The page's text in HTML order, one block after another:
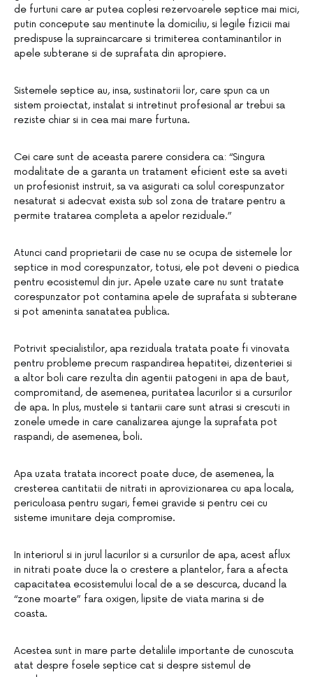
de furtuni care ar putea coplesi rezervoarele septice mai mici,
putin concepute sau mentinute la domiciliu, si legile fizicii mai
predispuse la supraincarcare si trimiterea contaminantilor in
apele subterane si de suprafata din apropiere.
Sistemele septice au, insa, sustinatorii lor, care spun ca un
sistem proiectat, instalat si intretinut profesional ar trebui sa
reziste chiar si in cea mai mare furtuna.
Cei care sunt de aceasta parere considera ca: “Singura
modalitate de a garanta un tratament eficient este sa aveti
un profesionist instruit, sa va asigurati ca solul corespunzator
nesaturat si adecvat exista sub sol zona de tratare pentru a
permite tratarea completa a apelor reziduale.”
Atunci cand proprietarii de case nu se ocupa de sistemele lor
septice in mod corespunzator, totusi, ele pot deveni o piedica
pentru ecosistemul din jur. Apele uzate care nu sunt tratate
corespunzator pot contamina apele de suprafata si subterane
si pot ameninta sanatatea publica.
Potrivit specialistilor, apa reziduala tratata poate fi vinovata
pentru probleme precum raspandirea hepatitei, dizenteriei si
a altor boli care rezulta din agentii patogeni in apa de baut,
compromitand, de asemenea, puritatea lacurilor si a cursurilor
de apa. In plus, mustele si tantarii care sunt atrasi si crescuti in
zonele umede in care canalizarea ajunge la suprafata pot
raspandi, de asemenea, boli.
Apa uzata tratata incorect poate duce, de asemenea, la
cresterea cantitatii de nitrati in aprovizionarea cu apa locala,
periculoasa pentru sugari, femei gravide si pentru cei cu
sisteme imunitare deja compromise.
In interiorul si in jurul lacurilor si a cursurilor de apa, acest aflux
in nitrati poate duce la o crestere a plantelor, fara a afecta
capacitatea ecosistemului local de a se descurca, ducand la
“zone moarte” fara oxigen, lipsite de viata marina si de
coasta.
Acestea sunt in mare parte detaliile importante de cunoscuta
atat despre fosele septice cat si despre sistemul de